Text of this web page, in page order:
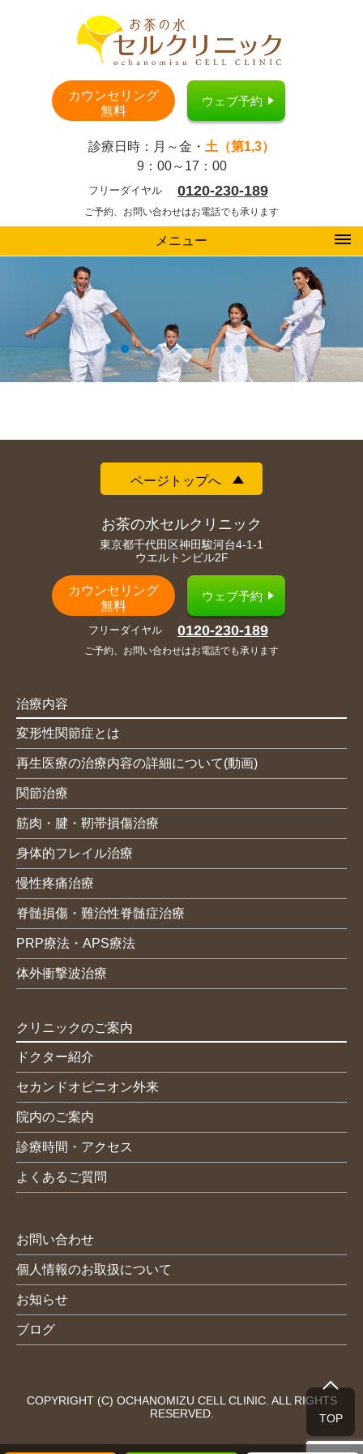
カウンセリング
無料
ウェブ予約
診療日時：月～金・ 土（第1,3）
9：00～17：00
フリーダイヤル 0120-230-189
ご予約、お問い合わせはお電話でも承ります
メニュー
ページトップへ
お茶の水セルクリニック
東京都千代田区神田駿河台4-1-1
ウエルトンビル2F
カウンセリング
無料
ウェブ予約
フリーダイヤル 0120-230-189
ご予約、お問い合わせはお電話でも承ります
治療内容
変形性関節症とは
再生医療の治療内容の詳細について(動画)
関節治療
筋肉・腱・靭帯損傷治療
身体的フレイル治療
慢性疼痛治療
脊髄損傷・難治性脊髄症治療
PRP療法・APS療法
体外衝撃波治療
クリニックのご案内
ドクター紹介
セカンドオピニオン外来
院内のご案内
診療時間・アクセス
よくあるご質問
お問い合わせ
個人情報のお取扱について
お知らせ
ブログ
COPYRIGHT (C) OCHANOMIZU CELL CLINIC. ALL RIGHTS
RESERVED.
TOP